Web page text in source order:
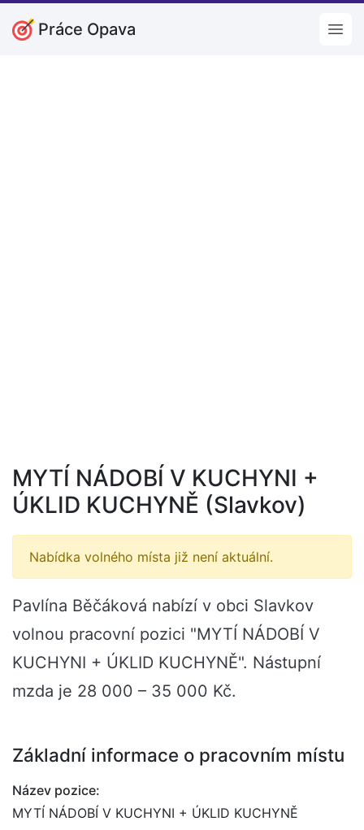
Práce Opava
MYTÍ NÁDOBÍ V KUCHYNI +
ÚKLID KUCHYNĚ (Slavkov)
Nabídka volného místa již není aktuální.
Pavlína Běčáková nabízí v obci Slavkov
volnou pracovní pozici "MYTÍ NÁDOBÍ V
KUCHYNI + ÚKLID KUCHYNĚ". Nástupní
mzda je 28 000 – 35 000 Kč.
Základní informace o pracovním místu
Název pozice:
MYTÍ NÁDOBÍ V KUCHYNI + ÚKLID KUCHYNĚ